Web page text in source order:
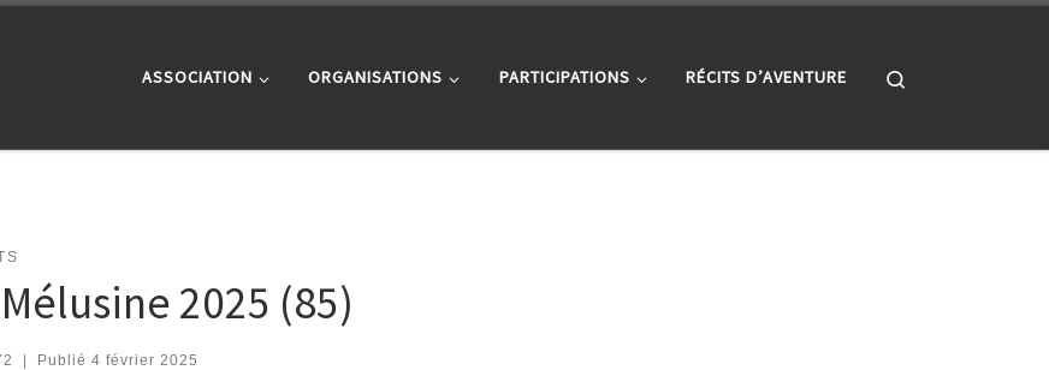
ASSOCIATION ORGANISATIONS PARTICIPATIONS RÉCITS D’AVENTURE
2025 (85)
| Publié 4 février 2025